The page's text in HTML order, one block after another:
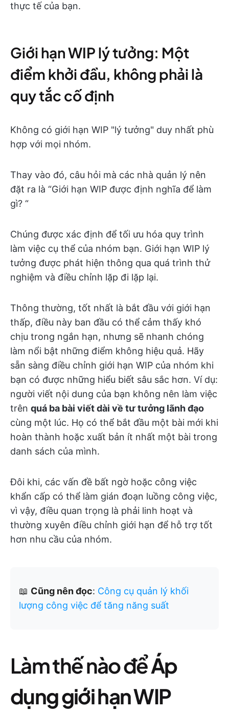
thực tế của bạn.
Giới hạn WIP lý tưởng: Một
điểm khởi đầu, không phải là
quy tắc cố định
Không có giới hạn WIP "lý tưởng" duy nhất phù
hợp với mọi nhóm.
Thay vào đó, câu hỏi mà các nhà quản lý nên
đặt ra là “Giới hạn WIP được định nghĩa để làm
gì? “
Chúng được xác định để tối ưu hóa quy trình
làm việc cụ thể của nhóm bạn. Giới hạn WIP lý
tưởng được phát hiện thông qua quá trình thử
nghiệm và điều chỉnh lặp đi lặp lại.
Thông thường, tốt nhất là bắt đầu với giới hạn
thấp, điều này ban đầu có thể cảm thấy khó
chịu trong ngắn hạn, nhưng sẽ nhanh chóng
làm nổi bật những điểm không hiệu quả. Hãy
sẵn sàng điều chỉnh giới hạn WIP của nhóm khi
bạn có được những hiểu biết sâu sắc hơn. Ví dụ:
người viết nội dung của bạn không nên làm việc
trên quá ba bài viết dài về tư tưởng lãnh đạo
cùng một lúc. Họ có thể bắt đầu một bài mới khi
hoàn thành hoặc xuất bản ít nhất một bài trong
danh sách của mình.
Đôi khi, các vấn đề bất ngờ hoặc công việc
khẩn cấp có thể làm gián đoạn luồng công việc,
vì vậy, điều quan trọng là phải linh hoạt và
thường xuyên điều chỉnh giới hạn để hỗ trợ tốt
hơn nhu cầu của nhóm.
📖 Cũng nên đọc: Công cụ quản lý khối
lượng công việc để tăng năng suất
Làm thế nào đểÁp
dụng giới hạn WIP